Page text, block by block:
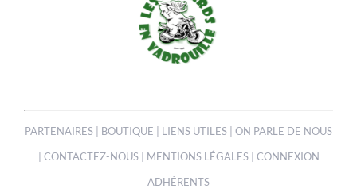
PARTENAIRES BOUTIQUE LIENS UTILES
ON PARLE DE NOUS
CONTACTEZ-NOUS| MENTIONS LÉGALES| CONNEXION
ADHÉRENTS